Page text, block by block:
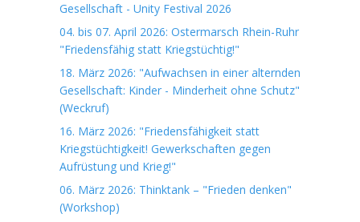
Gesellschaft - Unity Festival 2026
04. bis 07. April 2026: Ostermarsch Rhein-Ruhr
"Friedensfähig statt Kriegstüchtig!"
18. März 2026: "Aufwachsen in einer alternden
Gesellschaft: Kinder - Minderheit ohne Schutz"
(Weckruf)
16. März 2026: "Friedensfähigkeit statt
Kriegstüchtigkeit! Gewerkschaften gegen
Aufrüstung und Krieg!"
06. März 2026: Thinktank – "Frieden denken"
(Workshop)